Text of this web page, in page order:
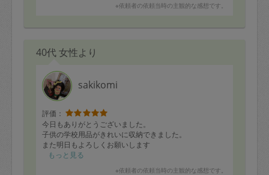
1人だと中々断捨離ができず引っ越し準備も進みませんで
積み上がりました。
またお会いできたら良いなと思います。
※依頼者の依頼当時の主観的な感想です。
40代 女性より
sakikomi
評価：
今日もありがとうございました。
子供の学校用品がきれいに収納できました。
また明日もよろしくお願いします
もっと見る
※依頼者の依頼当時の主観的な感想です。